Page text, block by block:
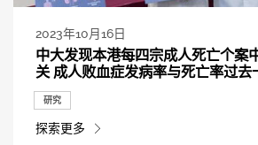
2023年10月16日
中大发现本港每四宗成人死亡个案
关 成人败血症发病率与死亡率过去
研究
探索更多